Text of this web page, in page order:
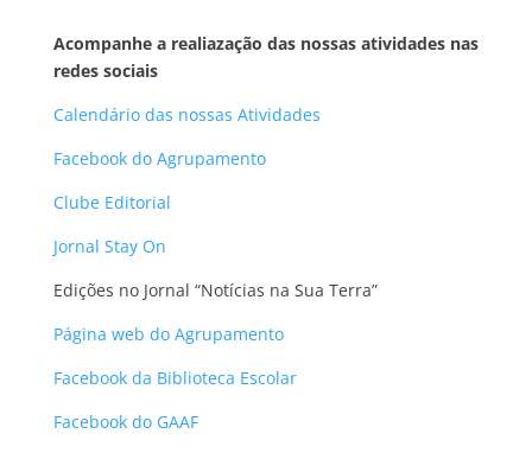
Acompanhe a realiazação das nossas atividades nas
redes sociais
Calendário das nossas Atividades
Facebook do Agrupamento
Clube Editorial
Jornal Stay On
Edições no Jornal “Notícias na Sua Terra”
Página web do Agrupamento
Facebook da Biblioteca Escolar
Facebook do GAAF